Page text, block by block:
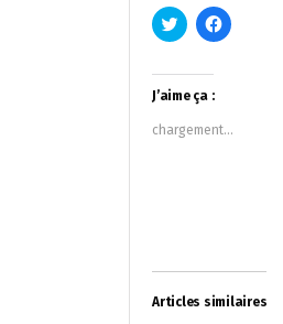
Cliquez
pour
Twitter(ouvre
dans
une
nouvelle
fenêtre)
Cliquez
pour
fenêtre)
J’aime ça :
chargement…
Articles similaires